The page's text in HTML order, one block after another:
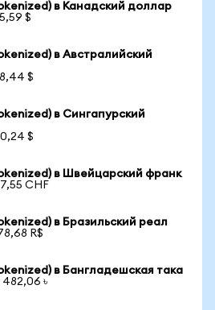
в Канадский доллар
$
в Австралийский
$
в Сингапурский
$
в Швейцарский франк
CHF
в Бразильский реал
R$
в Бангладешская така
482,06 ৳